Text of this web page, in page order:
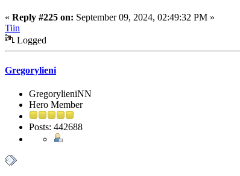
« Reply #225 on: September 09, 2024, 02:49:32 PM »
Tiin
Logged
Gregorylieni
GregorylieniNN
Hero Member
Posts: 442688